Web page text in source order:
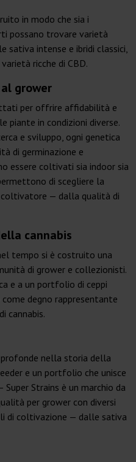
in modo che sia i
possano trovare varietà
sativa intense e ibridi classici,
ricche di CBD.
grower
per offrire affidabilità e
piante in condizioni diverse.
e sviluppo, ogni genetica
di germinazione e
essere coltivati sia indoor sia
di scegliere la
— dalla qualità di
cannabis
tempo si è costruito una
di grower e collezionisti.
e a un portfolio di ceppi
degno rappresentante
cannabis.
profonde nella storia della
e un portfolio che unisce
Strains è un marchio da
per grower con diversi
di coltivazione — dalle sativa